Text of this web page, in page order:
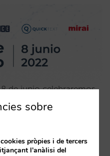
de junio celebraremos,
formativa "Cómo
directa web y reducir
y Expedia (sin
sobre
pròpies i de tercers
l'anàlisi del